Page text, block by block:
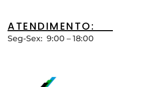
ATENDIMENTO:__
Seg-Sex: 9:00 – 18:00